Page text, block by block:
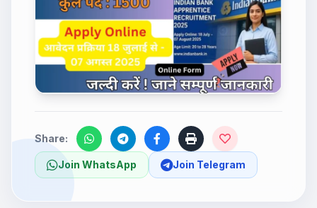
Share:
Join WhatsApp Join Telegram